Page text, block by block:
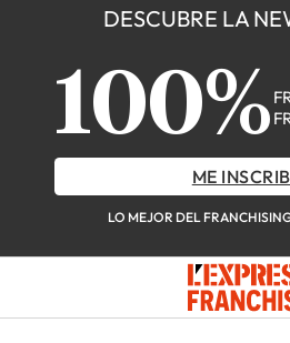
DESCUBRE LA
100%
ME
LO MEJOR DEL